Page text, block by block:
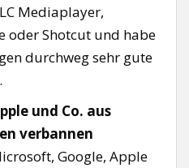
Mediaplayer,
oder Shotcut und habe
durchweg sehr gute
und Co. aus
verbannen
Google, Apple